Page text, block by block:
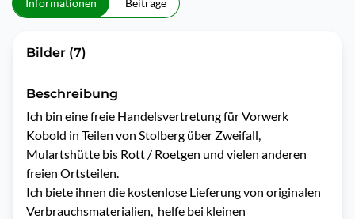
Informationen Beiträge
Bilder (7)
Beschreibung
Ich bin eine freie Handelsvertretung für Vorwerk
Kobold in Teilen von Stolberg über Zweifall,
Mulartshütte bis Rott / Roetgen und vielen anderen
freien Ortsteilen.
Ich biete ihnen die kostenlose Lieferung von originalen
Verbrauchsmaterialien,  helfe bei kleinen